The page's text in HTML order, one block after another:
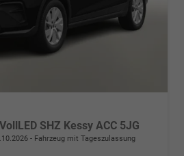
SHZ Kessy ACC 5JG
Fahrzeug mit Tageszulassung